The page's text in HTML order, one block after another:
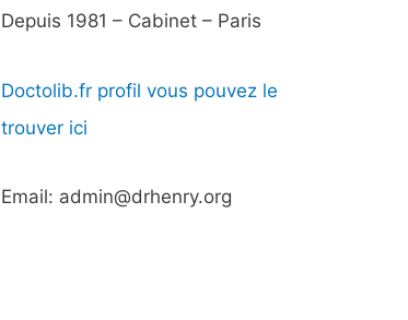
Depuis 1981 – Cabinet – Paris
Doctolib.fr profil vous pouvez le
trouver ici
Email: admin@drhenry.org